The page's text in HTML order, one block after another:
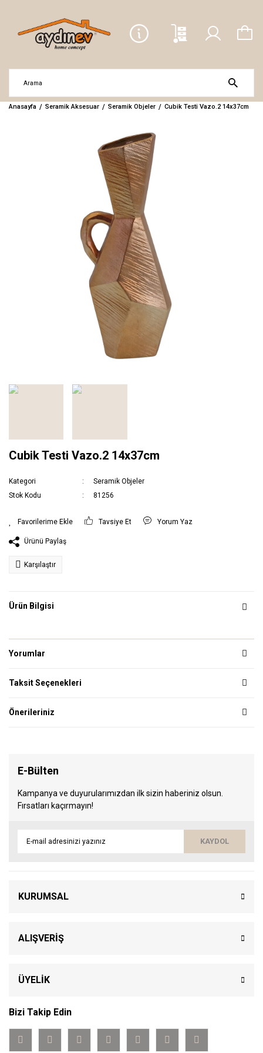
Anasayfa Seramik Aksesuar Seramik Objeler Cubik Testi Vazo.2 14x37cm
Cubik Testi Vazo.2 14x37cm
Kategori
Seramik Objeler
Stok Kodu
81256
Tavsiye Et Yorum Yaz
Ürünü Paylaş
Karşılaştır
Ürün Bilgisi
Yorumlar
Taksit Seçenekleri
Önerileriniz
E-Bülten
Kampanya ve duyurularımızdan ilk sizin haberiniz olsun.
Fırsatları kaçırmayın!
KAYDOL
KURUMSAL
ALIŞVERİŞ
ÜYELİK
Bizi Takip Edin